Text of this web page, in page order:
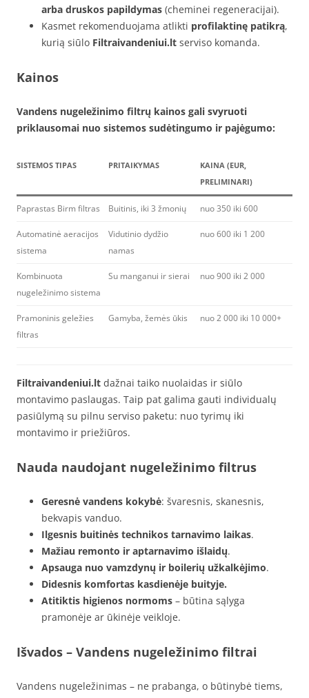
arba druskos papildymas (cheminei regeneracijai).
Kasmet rekomenduojama atlikti profilaktinę patikrą,
kurią siūlo Filtraivandeniui.lt serviso komanda.
Kainos
Vandens nugeležinimo filtrų kainos gali svyruoti
priklausomai nuo sistemos sudėtingumo ir pajėgumo:
SISTEMOS TIPAS PRITAIKYMAS
KAINA (EUR,
PRELIMINARI)
Paprastas Birm filtras Buitinis, iki 3 žmonių nuo 350 iki 600
Automatinė aeracijos
sistema
Vidutinio dydžio
namas
nuo 600 iki 1 200
Kombinuota
nugeležinimo sistema
Su manganui ir sierai nuo 900 iki 2 000
Pramoninis geležies
filtras
Gamyba, žemės ūkis nuo 2 000 iki 10 000+
Filtraivandeniui.lt dažnai taiko nuolaidas ir siūlo
montavimo paslaugas. Taip pat galima gauti individualų
pasiūlymą su pilnu serviso paketu: nuo tyrimų iki
montavimo ir priežiūros.
Nauda naudojant nugeležinimo filtrus
Geresnė vandens kokybė: švaresnis, skanesnis,
bekvapis vanduo.
Ilgesnis buitinės technikos tarnavimo laikas.
Mažiau remonto ir aptarnavimo išlaidų.
Apsauga nuo vamzdynų ir boilerių užkalkėjimo.
Didesnis komfortas kasdienėje buityje.
Atitiktis higienos normoms – būtina sąlyga
pramonėje ar ūkinėje veikloje.
Išvados – Vandens nugeležinimo filtrai
Vandens nugeležinimas – ne prabanga, o būtinybė tiems,